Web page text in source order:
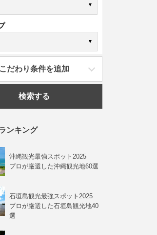
こだわり条件を追加
検索する
ンキング
沖縄観光最強スポット2025
プロが厳選した沖縄観光地60選
石垣島観光最強スポット2025
プロが厳選した石垣島観光地40
選